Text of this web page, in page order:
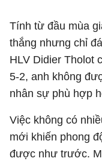
Tính từ đầu mùa
thắng nhưng chỉ
HLV Didier Tholot
5-2, anh không
nhân sự phù hợp
Việc không có
mới khiến phong
được như trước.